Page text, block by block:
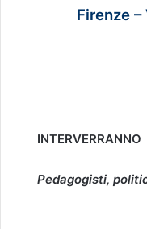
Firenze
INTERVERRANNO
Pedagogisti,